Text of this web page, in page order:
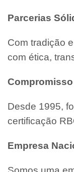
Parcerias
Com tradição
com ética,
Desde 1995,
certificação
Empresa